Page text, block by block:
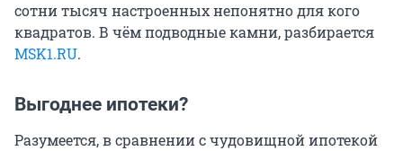
сотни тысяч настроенных непонятно для кого
квадратов. В чём подводные камни, разбирается
MSK1.RU.
Выгоднее ипотеки?
Разумеется, в сравнении с чудовищной ипотекой